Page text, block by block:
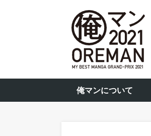
俺マンについて